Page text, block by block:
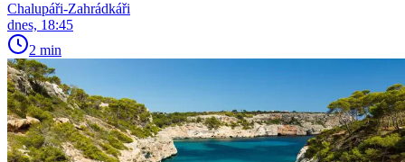
Chalupáři-Zahrádkáři
dnes, 18:45
2 min